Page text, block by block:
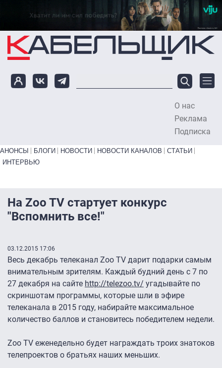
Перейти к основному содержанию
О нас
Реклама
Подписка
Primary links bottom
АНОНСЫ БЛОГИ НОВОСТИ НОВОСТИ КАНАЛОВ
СТАТЬИ
ИНТЕРВЬЮ
На Zoo TV стартует конкурс
"Вспомнить все!"
03.12.2015 17:06
Весь декабрь телеканал Zoo TV дарит подарки самым
внимательным зрителям. Каждый будний день с 7 по
27 декабря на сайте http://telezoo.tv/ угадывайте по
скриншотам программы, которые шли в эфире
телеканала в 2015 году, набирайте максимальное
количество баллов и становитесь победителем недели.
Zoo TV еженедельно будет награждать троих знатоков
телепроектов о братьях наших меньших.